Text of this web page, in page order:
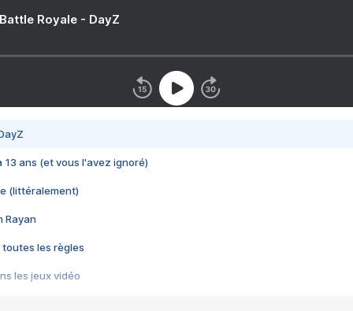
Royale - DayZ
13 ans (et vous l'avez ignoré)
(littéralement)
Rayan
toutes les règles
les jeux vidéo